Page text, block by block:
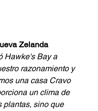
Zelanda
Hawke's Bay a
razonamiento y
una casa Cravo
un clima de
plantas, sino que